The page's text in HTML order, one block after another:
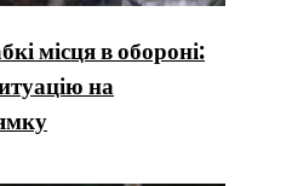
місця в обороні:
на